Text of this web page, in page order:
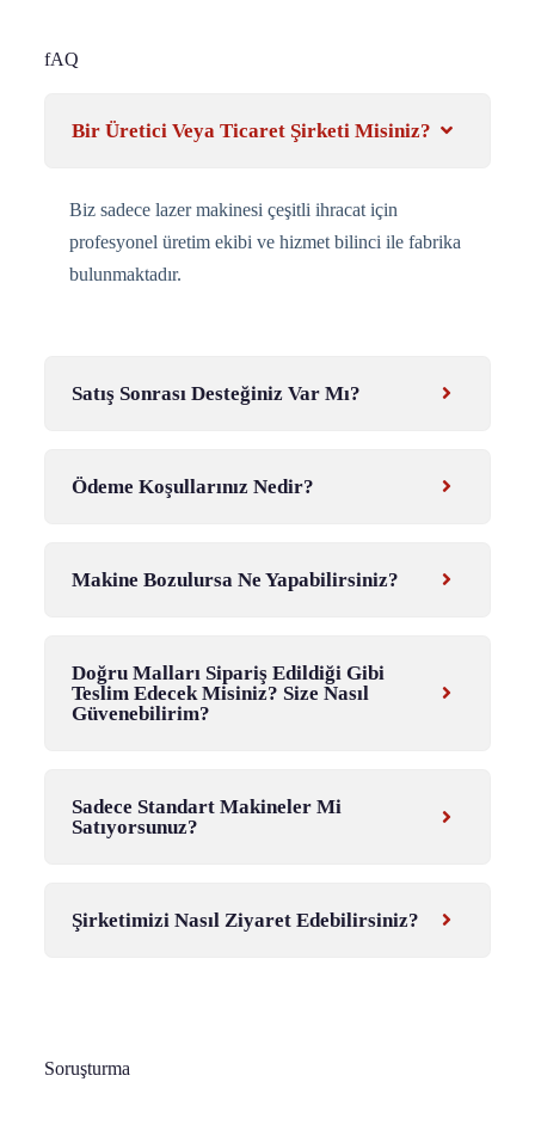
fAQ
Bir Üretici Veya Ticaret Şirketi Misiniz?
Biz sadece lazer makinesi çeşitli ihracat için
profesyonel üretim ekibi ve hizmet bilinci ile fabrika
bulunmaktadır.
Satış Sonrası Desteğiniz Var Mı?
Ödeme Koşullarınız Nedir?
Makine Bozulursa Ne Yapabilirsiniz?
Doğru Malları Sipariş Edildiği Gibi
Teslim Edecek Misiniz? Size Nasıl
Güvenebilirim?
Sadece Standart Makineler Mi
Satıyorsunuz?
Şirketimizi Nasıl Ziyaret Edebilirsiniz?
Soruşturma